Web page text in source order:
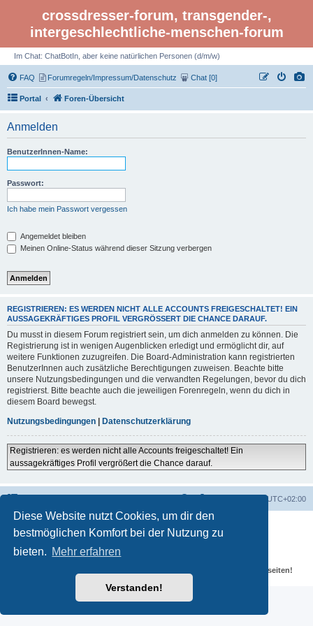
Diese Website nutzt Cookies, um dir den
bestmöglichen Komfort bei der Nutzung zu
bieten. Mehr erfahren
Verstanden!
crossdresser-forum, transgender-,
intergeschlechtliche-menschen-forum
Im Chat: ChatBotIn, aber keine natürlichen Personen (d/m/w)
FAQ Forumregeln/Impressum/Datenschutz Chat [0]
Portal Foren-Übersicht
Anmelden
BenutzerInnen-Name:
Passwort:
Ich habe mein Passwort vergessen
Angemeldet bleiben
Meinen Online-Status während dieser Sitzung verbergen
REGISTRIEREN: ES WERDEN NICHT ALLE ACCOUNTS FREIGESCHALTET! EIN
AUSSAGEKRÄFTIGES PROFIL VERGRÖSSERT DIE CHANCE DARAUF.
Du musst in diesem Forum registriert sein, um dich anmelden zu können. Die
Registrierung ist in wenigen Augenblicken erledigt und ermöglicht dir, auf
weitere Funktionen zuzugreifen. Die Board-Administration kann registrierten
BenutzerInnen auch zusätzliche Berechtigungen zuweisen. Beachte bitte
unsere Nutzungsbedingungen und die verwandten Regelungen, bevor du dich
registrierst. Bitte beachte auch die jeweiligen Forenregeln, wenn du dich in
diesem Board bewegst.
Nutzungsbedingungen
Datenschutzerklärung
Registrieren: es werden nicht alle Accounts freigeschaltet! Ein
aussagekräftiges Profil vergrößert die Chance darauf.
UTC+02:00
® Forum Software © phpBB Limited
Deutsche Übersetzung durchphpBB.de
Datenschutz
Datenschutzbestimmungen und weiteren Regeln der externen Webseiten!